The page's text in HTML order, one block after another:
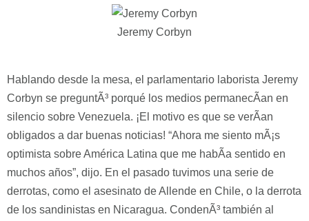
Jeremy Corbyn
Hablando desde la mesa, el parlamentario laborista Jeremy
Corbyn se preguntÃ³ porqué los medios permanecÃ­an en
silencio sobre Venezuela. ¡El motivo es que se verÃ­an
obligados a dar buenas noticias! “Ahora me siento mÃ¡s
optimista sobre América Latina que me habÃ­a sentido en
muchos años”, dijo. En el pasado tuvimos una serie de
derrotas, como el asesinato de Allende en Chile, o la derrota
de los sandinistas en Nicaragua. CondenÃ³ también al